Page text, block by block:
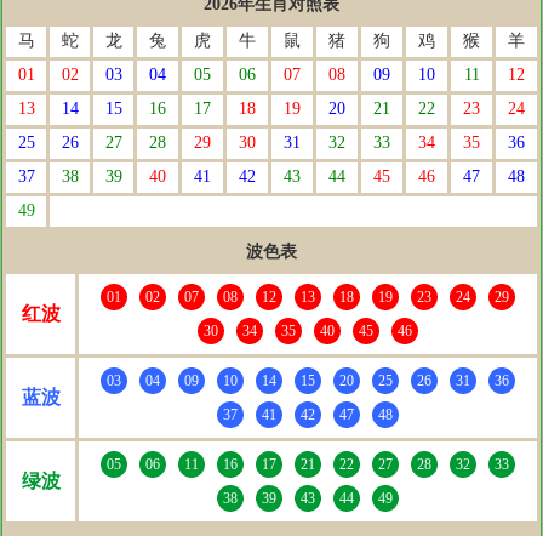
2026年生肖对照表
马
蛇 龙 兔 虎 牛 鼠 猪 狗 鸡 猴
羊
01
02 03 04 05 06 07 08 09 10 11
12
13
14 15 16 17 18 19 20 21 22 23
24
25
26 27 28 29 30 31 32 33 34 35
36
37
38 39 40 41 42 43 44 45 46 47
48
49
波色表
红波
01 02 07 08 12 13 18 19 23 24
29
30
34 35 40 45 46
蓝波
03 04 09 10 14 15 20 25 26 31
36
37
41 42 47 48
绿波
05 06 11 16 17 21 22 27 28 32
33
38
39 43 44 49